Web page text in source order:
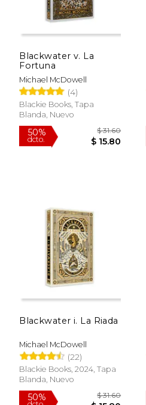
15%
dcto.
Blackwater v. La
Fortuna
Michael McDowell
(4)
Blackie Books, Tapa
Blanda, Nuevo
50% $ 31.60
Blackwater i. La Riada
Michael McDowell
(22)
Blackie Books, 2024, Tapa
Blanda, Nuevo